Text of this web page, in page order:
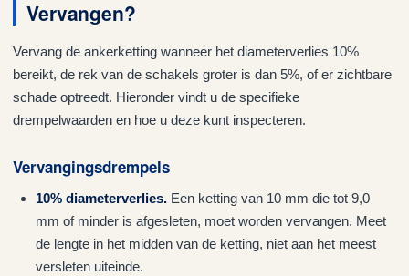
Vervangen?
Vervang de ankerketting wanneer het diameterverlies 10%
bereikt, de rek van de schakels groter is dan 5%, of er zichtbare
schade optreedt. Hieronder vindt u de specifieke
drempelwaarden en hoe u deze kunt inspecteren.
Vervangingsdrempels
10% diameterverlies.Een ketting van 10 mm die tot 9,0
mm of minder is afgesleten, moet worden vervangen. Meet
de lengte in het midden van de ketting, niet aan het meest
versleten uiteinde.